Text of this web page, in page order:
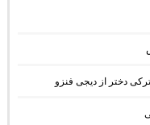
دختر از دیجی فنزو